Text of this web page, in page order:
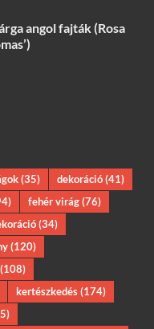
angol fajták (Rosa
(35) dekoráció(41)
fehér virág(76)
(34)
(120)
(108)
kertészkedés(174)